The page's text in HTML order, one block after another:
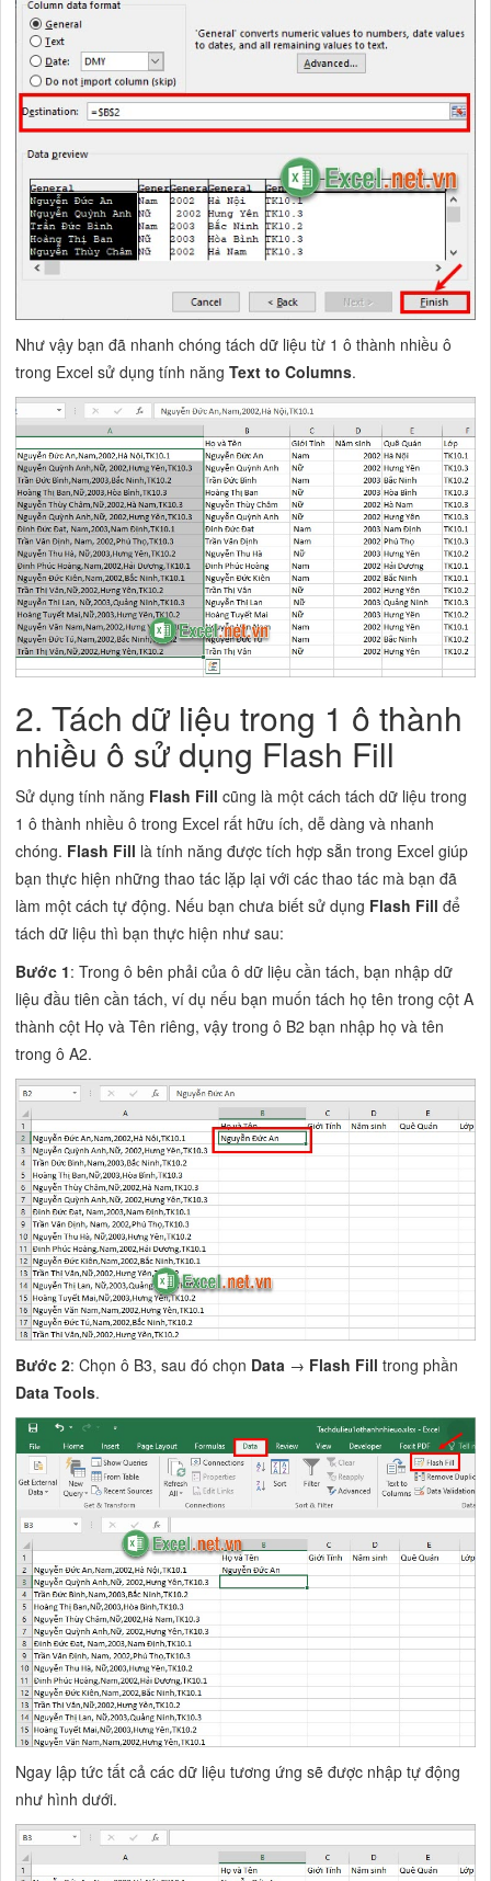
Như vậy bạn đã nhanh chóng tách dữ liệu từ 1 ô thành nhiều ô
trong Excel sử dụng tính năngText to Columns.
2. Tách dữ liệu trong 1 ô thành
nhiều ô sử dụng Flash Fill
Sử dụng tính năng Flash Fill cũng là một cách tách dữ liệu trong
1 ô thành nhiều ô trong Excel rất hữu ích, dễ dàng và nhanh
chóng. Flash Fill là tính năng được tích hợp sẵn trong Excel giúp
bạn thực hiện những thao tác lặp lại với các thao tác mà bạn đã
làm một cách tự động. Nếu bạn chưa biết sử dụng Flash Fill để
tách dữ liệu thì bạn thực hiện như sau:
Bước 1: Trong ô bên phải của ô dữ liệu cần tách, bạn nhập dữ
liệu đầu tiên cần tách, ví dụ nếu bạn muốn tách họ tên trong cột A
thành cột Họ và Tên riêng, vậy trong ô B2 bạn nhập họ và tên
trong ô A2.
Bước 2: Chọn ô B3, sau đó chọn Data → Flash Fill trong phần
Data Tools.
Ngay lập tức tất cả các dữ liệu tương ứng sẽ được nhập tự động
như hình dưới.